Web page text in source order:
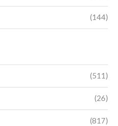
(144)
(511)
(26)
(817)